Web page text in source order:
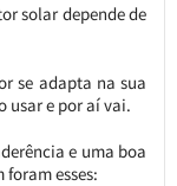
solar depende de
se adapta na sua
usar e por aí vai.
e uma boa
esses: